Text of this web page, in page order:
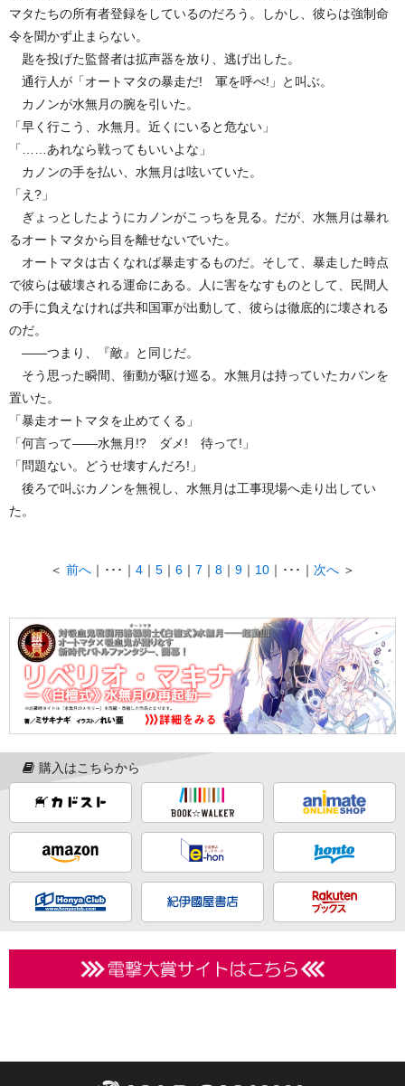
マタたちの所有者登録をしているのだろう。しかし、彼らは強制命
令を聞かず止まらない。
匙を投げた監督者は拡声器を放り、逃げ出した。
通行人が「オートマタの暴走だ! 軍を呼べ!」と叫ぶ。
カノンが水無月の腕を引いた。
「早く行こう、水無月。近くにいると危ない」
「……あれなら戦ってもいいよな」
カノンの手を払い、水無月は呟いていた。
「え?」
ぎょっとしたようにカノンがこっちを見る。だが、水無月は暴れ
るオートマタから目を離せないでいた。
オートマタは古くなれば暴走するものだ。そして、暴走した時点
で彼らは破壊される運命にある。人に害をなすものとして、民間人
の手に負えなければ共和国軍が出動して、彼らは徹底的に壊される
のだ。
――つまり、『敵』と同じだ。
そう思った瞬間、衝動が駆け巡る。水無月は持っていたカバンを
置いた。
「暴走オートマタを止めてくる」
「何言って――水無月!? ダメ! 待って!」
「問題ない。どうせ壊すんだろ!」
後ろで叫ぶカノンを無視し、水無月は工事現場へ走り出してい
た。
＜ 前へ ｜･･･｜ 4 ｜ 5 ｜ 6 ｜ 7 ｜ 8 ｜ 9 ｜ 10 ｜･･･｜ 次へ ＞
購入はこちらから